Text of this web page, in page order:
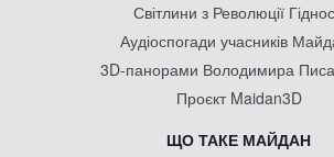
Світлини з Революції
Аудіоспогади учасників
3D-панорами Володимира
Проєкт Maidan3D
ЩО ТАКЕ МАЙДАН